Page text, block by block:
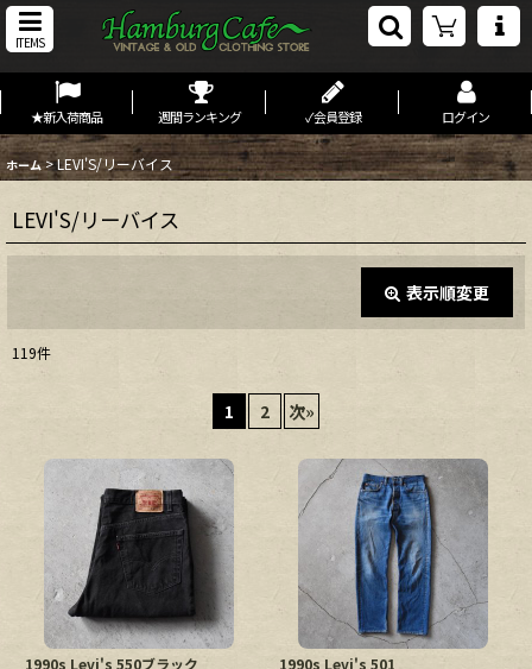
ITEMS
★新入荷商品 週間ランキング ✓会員登録 ログイン
ホーム >LEVI'S/リーバイス
LEVI'S/リーバイス
表示順変更
並び順
119件
1 2 次»
1990s Levi's 550ブラック
1990s Levi's 501